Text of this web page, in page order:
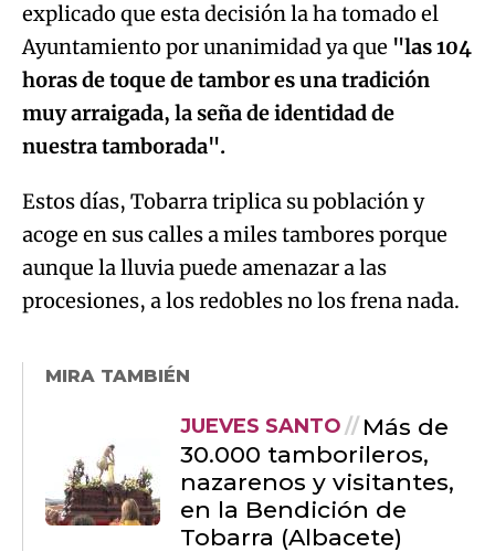
explicado que esta decisión la ha tomado el
Ayuntamiento por unanimidad ya que "las 104
horas de toque de tambor es una tradición
muy arraigada, la seña de identidad de
nuestra tamborada".
Estos días, Tobarra triplica su población y
acoge en sus calles a miles tambores porque
aunque la lluvia puede amenazar a las
procesiones, a los redobles no los frena nada.
MIRA TAMBIÉN
JUEVES SANTO
Más de
30.000 tamborileros,
nazarenos y visitantes,
en la Bendición de
Tobarra (Albacete)